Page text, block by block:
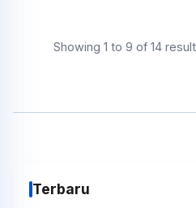
Showing 1 to 9 of 14
Terbaru